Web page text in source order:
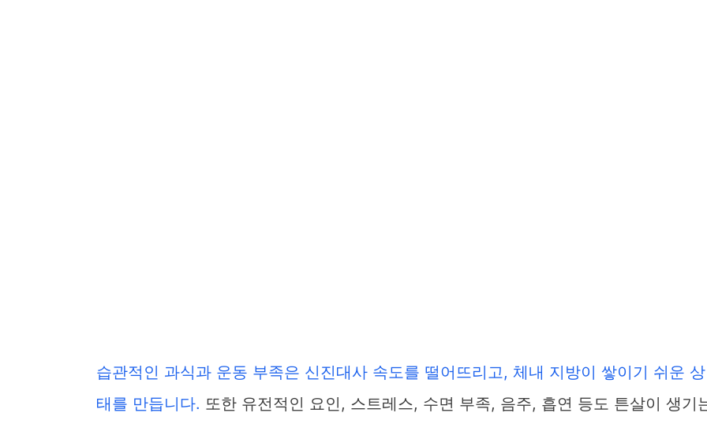
습관적인 과식과 운동 부족은 신진대사 속도를 떨어뜨리고, 체내 지방이 쌓이기 쉬운 상
태를 만듭니다. 또한 유전적인 요인, 스트레스, 수면 부족, 음주, 흡연 등도 튼살이 생기